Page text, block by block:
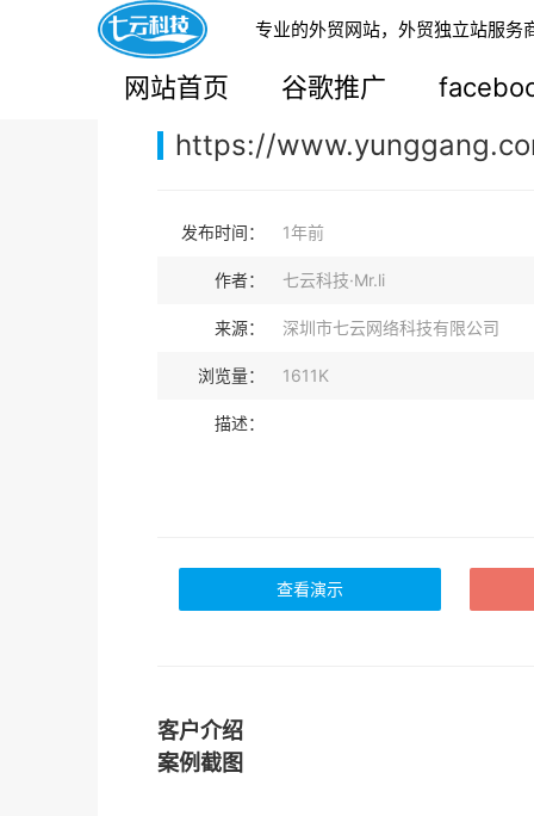
专业的外贸网站，外贸独立站服务
网站首页 谷歌推广
您的当前位置： 网站首页>案例展示>B2B外贸独
https://
发布时间： 1年前
作者： 七云科技·Mr.li
来源： 深圳市七云网络科技有限公司
浏览量： 1611K
描述：
查看演示
客户介绍
案例截图